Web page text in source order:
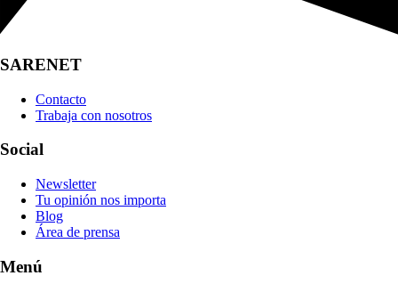
SARENET
Contacto
Trabaja con nosotros
Social
Newsletter
Tu opinión nos importa
Blog
Área de prensa
Menú